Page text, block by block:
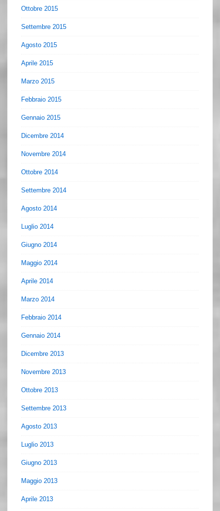
Ottobre 2015
Settembre 2015
Agosto 2015
Aprile 2015
Marzo 2015
Febbraio 2015
Gennaio 2015
Dicembre 2014
Novembre 2014
Ottobre 2014
Settembre 2014
Agosto 2014
Luglio 2014
Giugno 2014
Maggio 2014
Aprile 2014
Marzo 2014
Febbraio 2014
Gennaio 2014
Dicembre 2013
Novembre 2013
Ottobre 2013
Settembre 2013
Agosto 2013
Luglio 2013
Giugno 2013
Maggio 2013
Aprile 2013